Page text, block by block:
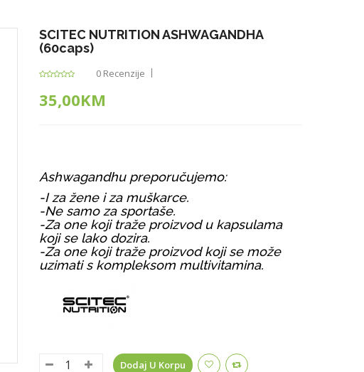
SCITEC NUTRITION ASHWAGANDHA
(60caps)
0 Recenzije
35,00KM
Ashwagandhu preporučujemo:
-I za žene i za muškarce.
-Ne samo za sportaše.
-Za one koji traže proizvod u kapsulama
koji se lako dozira.
-Za one koji traže proizvod koji se može
uzimati s kompleksom multivitamina.
Dodaj U Korpu